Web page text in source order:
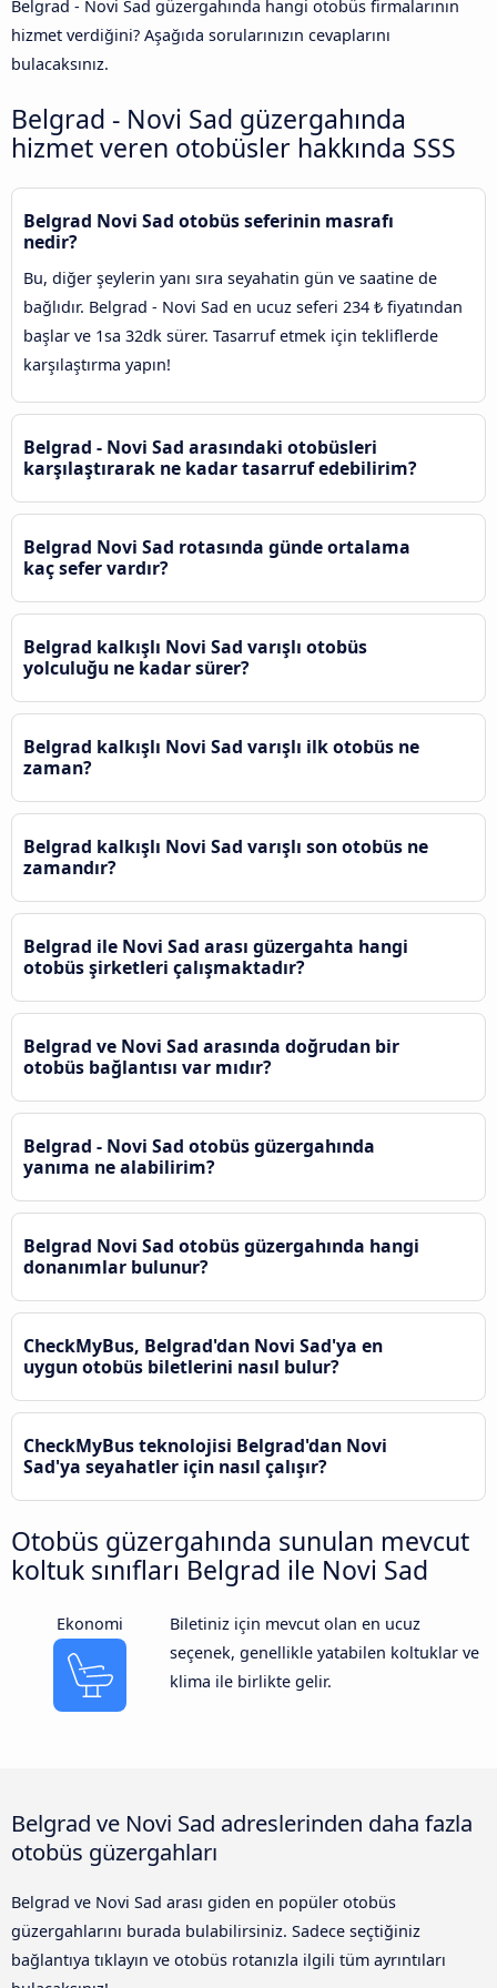
Belgrad - Novi Sad güzergahında hangi otobüs firmalarının
hizmet verdiğini? Aşağıda sorularınızın cevaplarını
bulacaksınız.
Belgrad - Novi Sad güzergahında
hizmet veren otobüsler hakkında SSS
Belgrad Novi Sad otobüs seferinin masrafı
nedir?
Bu, diğer şeylerin yanı sıra seyahatin gün ve saatine de
bağlıdır. Belgrad - Novi Sad en ucuz seferi 234 ₺ fiyatından
başlar ve 1sa 32dk sürer. Tasarruf etmek için tekliflerde
karşılaştırma yapın!
Belgrad - Novi Sad arasındaki otobüsleri
karşılaştırarak ne kadar tasarruf edebilirim?
Belgrad Novi Sad rotasında günde ortalama
kaç sefer vardır?
Belgrad kalkışlı Novi Sad varışlı otobüs
yolculuğu ne kadar sürer?
Belgrad kalkışlı Novi Sad varışlı ilk otobüs ne
zaman?
Belgrad kalkışlı Novi Sad varışlı son otobüs ne
zamandır?
Belgrad ile Novi Sad arası güzergahta hangi
otobüs şirketleri çalışmaktadır?
Belgrad ve Novi Sad arasında doğrudan bir
otobüs bağlantısı var mıdır?
Belgrad - Novi Sad otobüs güzergahında
yanıma ne alabilirim?
Belgrad Novi Sad otobüs güzergahında hangi
donanımlar bulunur?
CheckMyBus, Belgrad'dan Novi Sad'ya en
uygun otobüs biletlerini nasıl bulur?
CheckMyBus teknolojisi Belgrad'dan Novi
Sad'ya seyahatler için nasıl çalışır?
Otobüs güzergahında sunulan mevcut
koltuk sınıfları Belgrad ile Novi Sad
Ekonomi
Biletiniz için mevcut olan en ucuz
seçenek, genellikle yatabilen koltuklar ve
klima ile birlikte gelir.
Belgrad ve Novi Sad adreslerinden daha fazla
otobüs güzergahları
Belgrad ve Novi Sad arası giden en popüler otobüs
güzergahlarını burada bulabilirsiniz. Sadece seçtiğiniz
bağlantıya tıklayın ve otobüs rotanızla ilgili tüm ayrıntıları